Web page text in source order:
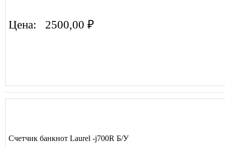
Цена: 2500,00 ₽
Счетчик банкнот Laurel -j700R Б/У